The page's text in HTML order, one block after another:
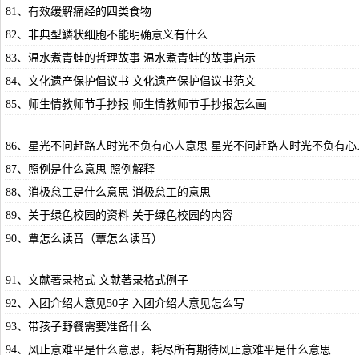
81、有效缓解痛经的四类食物
82、非典型鳞状细胞不能明确意义有什么
83、温水煮青蛙的哲理故事 温水煮青蛙的故事启示
84、文化遗产保护倡议书 文化遗产保护倡议书范文
85、师生情教师节手抄报 师生情教师节手抄报怎么画
86、星光不问赶路人时光不负有心人意思 星光不问赶路人时光不负有
87、照例是什么意思 照例解释
88、消极怠工是什么意思 消极怠工的意思
89、关于绿色校园的资料 关于绿色校园的内容
90、覃怎么读音（蕈怎么读音）
91、文献著录格式 文献著录格式例子
92、入团介绍人意见50字 入团介绍人意见怎么写
93、带孩子野餐需要准备什么
94、风止意难平是什么意思，耗尽所有期待风止意难平是什么意思